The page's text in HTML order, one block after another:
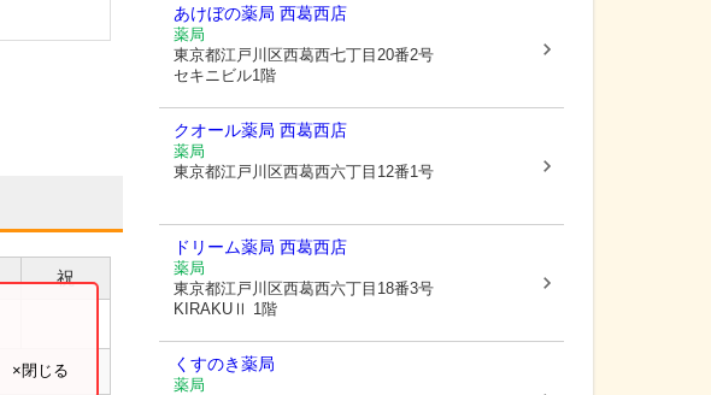
祝
×閉じる
あけぼの薬局 西葛西店
薬局
東京都江戸川区西葛西七丁目20番2号
セキニビル1階
クオール薬局 西葛西店
薬局
東京都江戸川区西葛西六丁目12番1号
ドリーム薬局 西葛西店
薬局
東京都江戸川区西葛西六丁目18番3号
KIRAKUⅡ 1階
くすのき薬局
薬局